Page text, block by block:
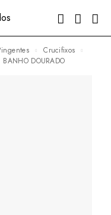
Pingentes
Crucifixos
BANHO DOURADO